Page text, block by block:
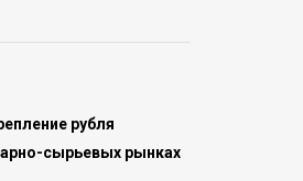
рубля
сырьевых рынках